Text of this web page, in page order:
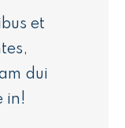
et
dui
in!